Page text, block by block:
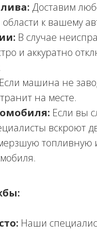
Доставим
к вашему
В случае
и аккуратно
Если машина не
на месте.
Если вы
вскроют
топливную
Наши